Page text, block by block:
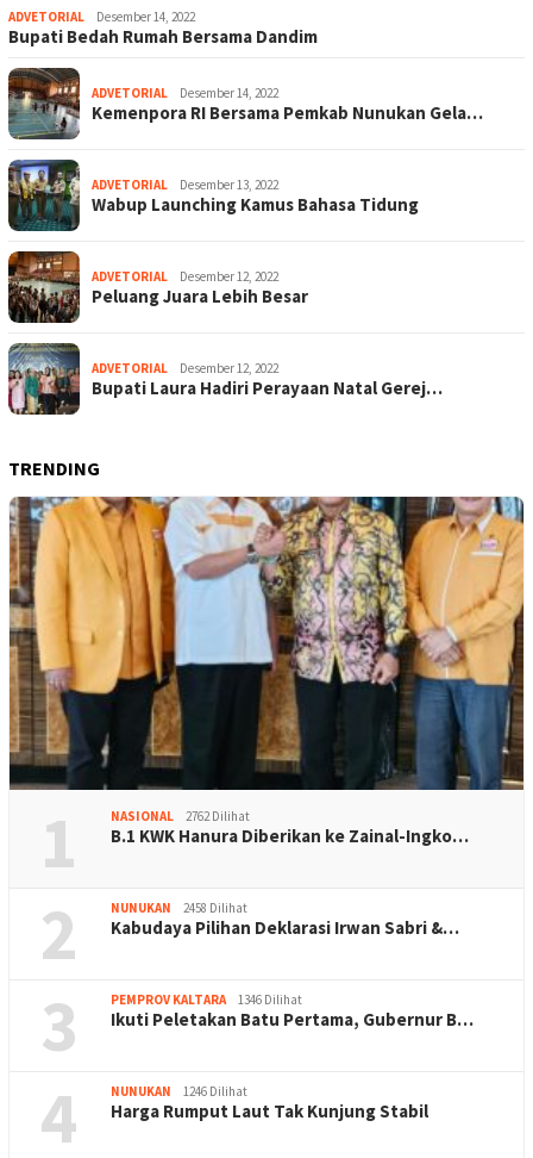
ADVETORIAL Desember 14, 2022
Bupati Bedah Rumah Bersama Dandim
ADVETORIAL Desember 14, 2022
Kemenpora RI Bersama Pemkab Nunukan Gela…
ADVETORIAL Desember 13, 2022
Wabup Launching Kamus Bahasa Tidung
ADVETORIAL Desember 12, 2022
Peluang Juara Lebih Besar
ADVETORIAL Desember 12, 2022
Bupati Laura Hadiri Perayaan Natal Gerej…
TRENDING
1 NASIONAL 2762 Dilihat
B.1 KWK Hanura Diberikan ke Zainal-Ingko…
2 NUNUKAN 2458 Dilihat
Kabudaya Pilihan Deklarasi Irwan Sabri &…
3 PEMPROV KALTARA 1346 Dilihat
Ikuti Peletakan Batu Pertama, Gubernur B…
4 NUNUKAN 1246 Dilihat
Harga Rumput Laut Tak Kunjung Stabil